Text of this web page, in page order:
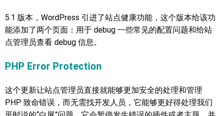
5.1 版本，WordPress 引进了站点健康功能，这个版本给该功
能添加了两个页面：用于 debug 一些常见的配置问题和给站
点管理员查看 debug 信息。
PHP Error Protection
这个更新让站点管理员直接就能够更加安全的处理和管理
PHP 致命错误，而无需找开发人员，它能够更好得处理我们